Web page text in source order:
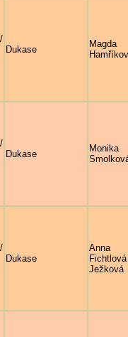
Dukase
Magda
Dukase
Monika
Dukase
Anna
Fichtlová
Ježková